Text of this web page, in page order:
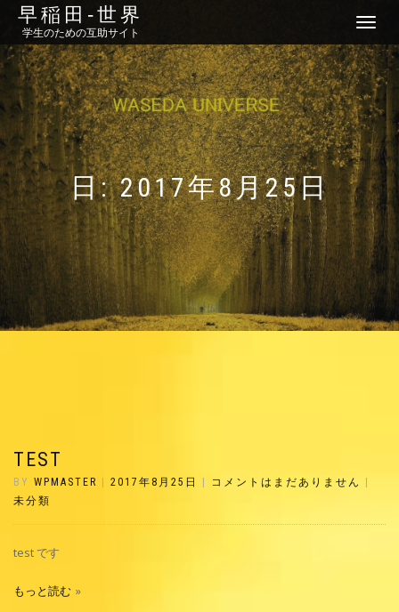
早稲田‐世界
学生のための互助サイト
ナ
ゲ
ー
シ
ョ
ン
を
切
り
替
え
日: 2017年8月25日
TEST
BY WPMASTER 2017年8月25日 コメントはまだありません
未分類
test です
もっと読む